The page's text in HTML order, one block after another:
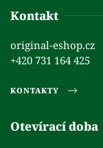
Kontakt
original-eshop.cz
+420 731 164 425
KONTAKTY
Otevírací doba